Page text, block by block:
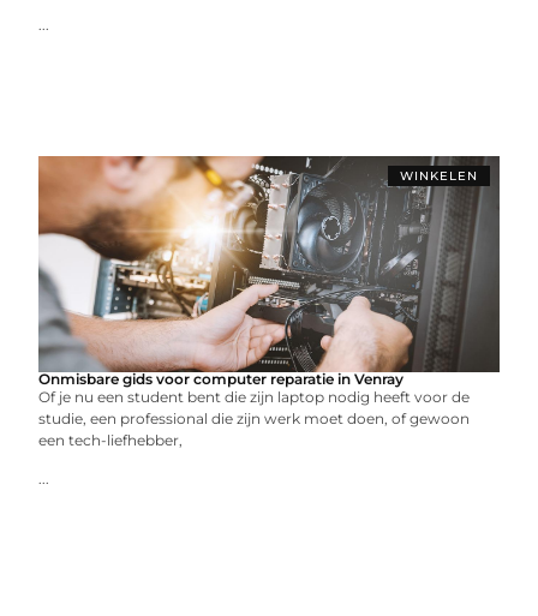
...
WINKELEN
Onmisbare gids voor computer reparatie in Venray
Of je nu een student bent die zijn laptop nodig heeft voor de
studie, een professional die zijn werk moet doen, of gewoon
een tech-liefhebber,
...